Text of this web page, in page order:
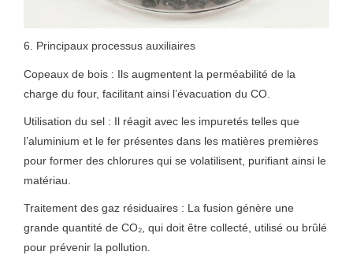
6. Principaux processus auxiliaires
Copeaux de bois : Ils augmentent la perméabilité de la
charge du four, facilitant ainsi l’évacuation du CO.
Utilisation du sel : Il réagit avec les impuretés telles que
l’aluminium et le fer présentes dans les matières premières
pour former des chlorures qui se volatilisent, purifiant ainsi le
matériau.
Traitement des gaz résiduaires : La fusion génère une
grande quantité de CO₂, qui doit être collecté, utilisé ou brûlé
pour prévenir la pollution.